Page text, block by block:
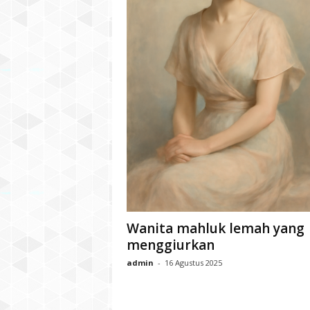
Wanita mahluk lemah yang
menggiurkan
admin - 16 Agustus 2025